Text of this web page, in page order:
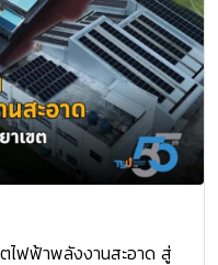
ฟฟ้าพลังงานสะอาด สู่